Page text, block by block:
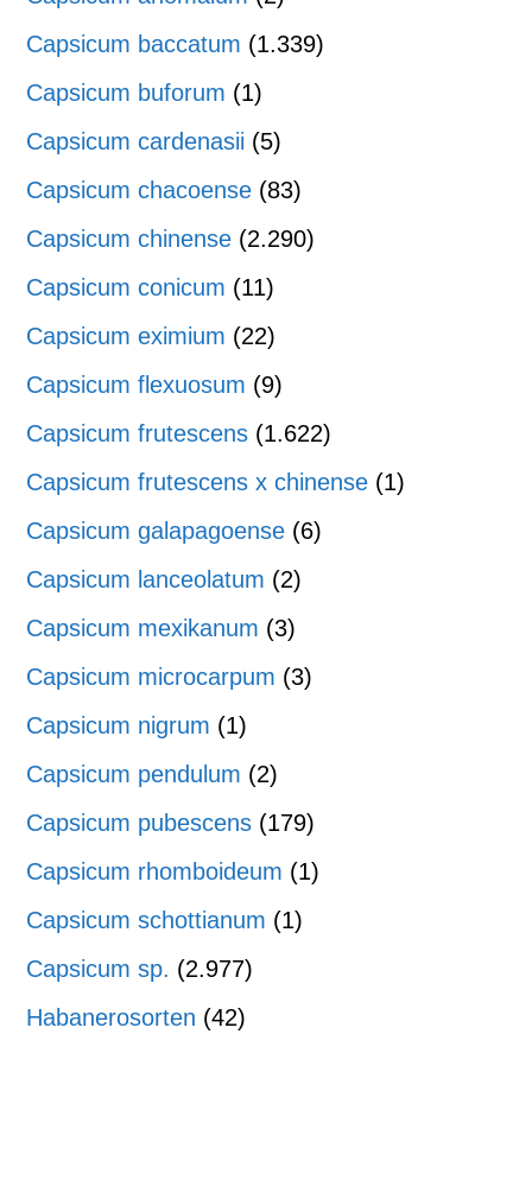
Capsicum baccatum (1.339)
Capsicum buforum (1)
Capsicum cardenasii (5)
Capsicum chacoense (83)
Capsicum chinense (2.290)
Capsicum conicum (11)
Capsicum eximium (22)
Capsicum flexuosum (9)
Capsicum frutescens (1.622)
Capsicum frutescens x chinense (1)
Capsicum galapagoense (6)
Capsicum lanceolatum (2)
Capsicum mexikanum (3)
Capsicum microcarpum (3)
Capsicum nigrum (1)
Capsicum pendulum (2)
Capsicum pubescens (179)
Capsicum rhomboideum (1)
Capsicum schottianum (1)
Capsicum sp. (2.977)
Habanerosorten (42)